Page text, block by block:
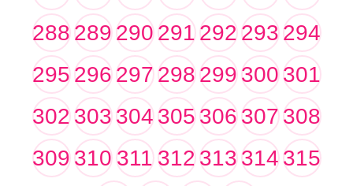
288289290291292293294
295296297298299300301
302303304305306307308
309310311312313314315